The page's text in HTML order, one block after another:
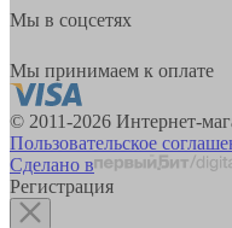
Мы в соцсетях
Мы принимаем к оплате
© 2011-2026 Интернет-
Пользовательское
Сделано в
Регистрация